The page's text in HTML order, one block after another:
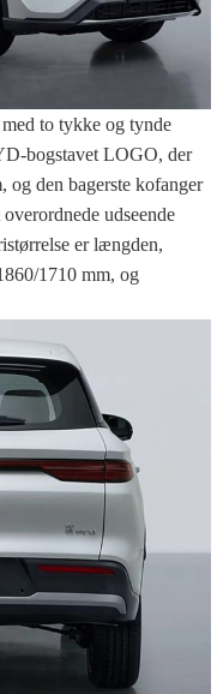
to tykke og tynde
bogstavet LOGO, der
og den bagerste kofanger
udseende
er længden,
1710 mm, og